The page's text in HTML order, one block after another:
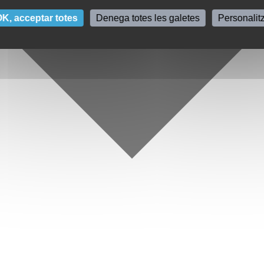
acceptar totes Denega totes les galetes